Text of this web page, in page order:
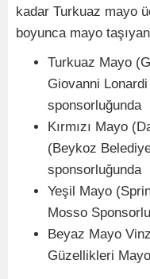
kadar Turkuaz mayo
boyunca mayo
Turkuaz Mayo
Giovanni
sponsorluğunda
Kırmızı Mayo
(Beykoz
sponsorluğunda
Yeşil Mayo
Mosso
Beyaz Mayo
Güzellikleri